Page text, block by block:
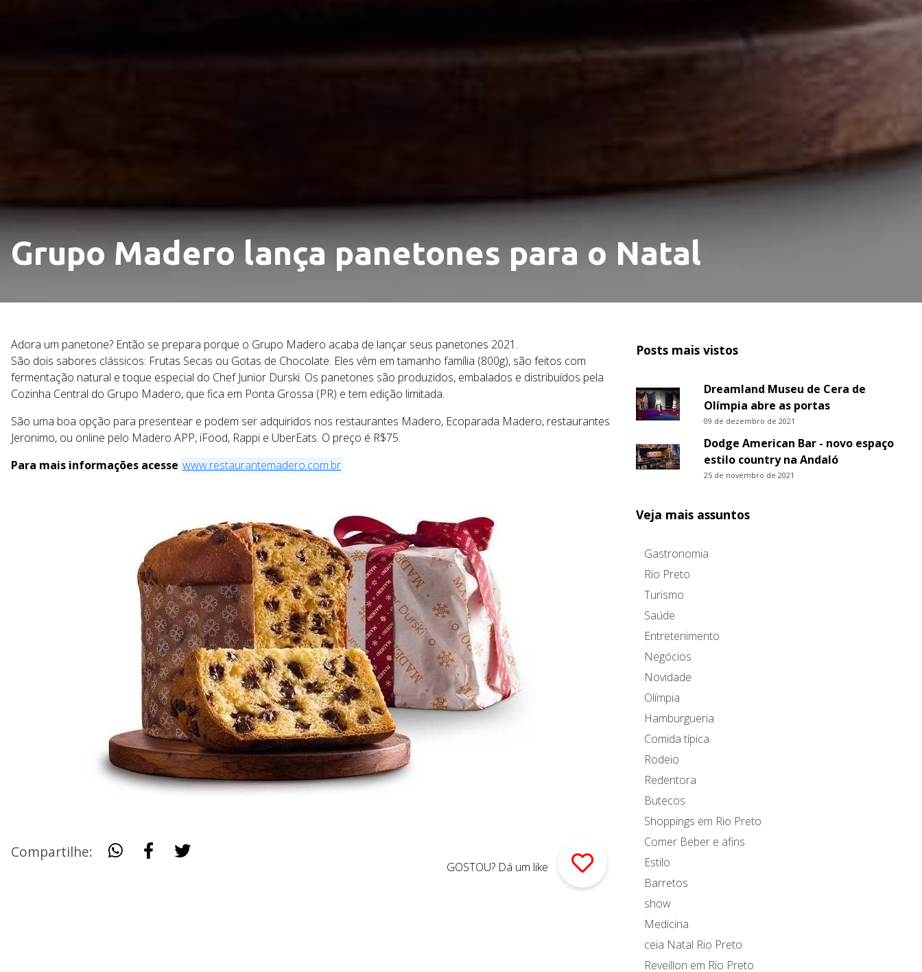
Grupo Madero lança panetones para o Natal
Adora um panetone? Então se prepara porque o Grupo Madero acaba de lançar seus panetones 2021.
São dois sabores clássicos: Frutas Secas ou Gotas de Chocolate. Eles vêm em tamanho família (800g), são feitos com
fermentação natural e toque especial do Chef Junior Durski. Os panetones são produzidos, embalados e distribuídos pela
Cozinha Central do Grupo Madero, que fica em Ponta Grossa (PR) e tem edição limitada.
São uma boa opção para presentear e podem ser adquiridos nos restaurantes Madero, Ecoparada Madero, restaurantes
Jeronimo, ou online pelo Madero APP, iFood, Rappi e UberEats. O preço é R$75.
Para mais informações acesse www.restaurantemadero.com.br
Compartilhe:
GOSTOU? Dá um like
Posts mais vistos
Dreamland Museu de Cera de
Olímpia abre as portas
09 de dezembro de 2021
Dodge American Bar - novo espaço
estilo country na Andaló
25 de novembro de 2021
Veja mais assuntos
Gastronomia
Rio Preto
Turismo
Saúde
Entretenimento
Negócios
Novidade
Olímpia
Hamburgueria
Comida típica
Rodeio
Redentora
Butecos
Shoppings em Rio Preto
Comer Beber e afins
Estilo
Barretos
show
Medicina
ceia Natal Rio Preto
Reveillon em Rio Preto